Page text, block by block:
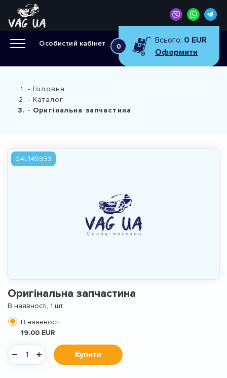
Особистий кабінет 0
Всього: 0 EUR
Оформити
Головна
Каталог
Оригінальна запчастина
04L145933
Оригінальна запчастина
В наявності, 1 шт.
В наявності
19.00 EUR
Купити